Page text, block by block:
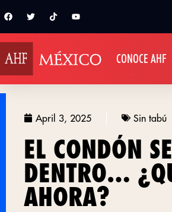
CONOCE AHF
April 3, 2025 Sin tabú
EL CONDÓN
DENTRO…
AHORA?